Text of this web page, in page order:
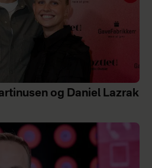
og Daniel Lazrak